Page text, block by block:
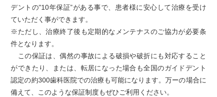
デントの"10年保証”がある事で、患者様に安心して治療を受け
ていただく事ができます。
※ただし、治療終了後も定期的なメンテナスのご協力が必要条
件となります。
この保証は、偶然の事故による破損や破折にも対応すること
ができたり、または、転居になった場合も全国のガイドデント
認定の約300歯科医院での治療も可能になります。万ーの場合に
備えて、このような保証制度もぜひご利用ください。